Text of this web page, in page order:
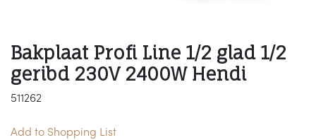
Bakplaat Profi Line 1/2 glad 1/2
geribd 230V 2400W Hendi
511262
Add to Shopping List